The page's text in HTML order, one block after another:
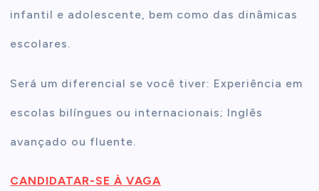
infantil e adolescente, bem como das dinâmicas
escolares.
Será um diferencial se você tiver: Experiência em
escolas bilíngues ou internacionais; Inglês
avançado ou fluente.
CANDIDATAR-SE À VAGA